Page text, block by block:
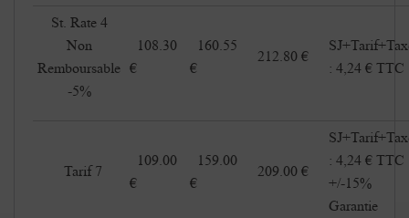
St. Rate 4
Non
Remboursable
-5%
108.30
€
160.55
€
212.80 €
: 4,24 € TTC
Tarif 7
109.00
€
159.00
€
209.00 €
: 4,24 € TTC
+/-15%
Garantie